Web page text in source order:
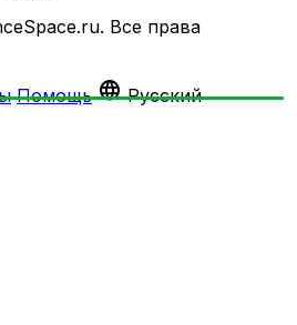
Все права
Помощь languageРусский